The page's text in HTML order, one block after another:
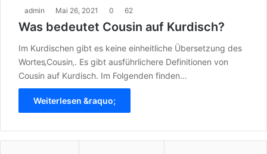
admin Mai 26, 2021 0 62
Was bedeutet Cousin auf Kurdisch?
Im Kurdischen gibt es keine einheitliche Übersetzung des
Wortes‚Cousin‚. Es gibt ausführlichere Definitionen von
Cousin auf Kurdisch. Im Folgenden finden…
Weiterlesen &raquo;